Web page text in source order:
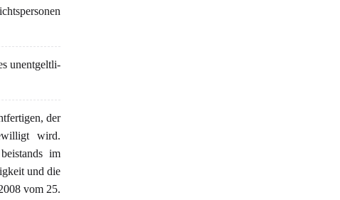
unentgeltli-
der
wird.
im
und die
vom 25.